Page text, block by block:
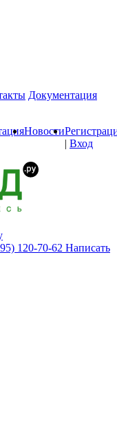
Документация
Новости
| Вход
120-70-62 Написать